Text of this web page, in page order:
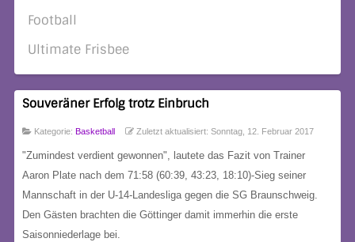
Football
Ultimate Frisbee
Souveräner Erfolg trotz Einbruch
Kategorie: Basketball Zuletzt aktualisiert: Sonntag, 12. Februar 2017
"Zumindest verdient gewonnen", lautete das Fazit von Trainer
Aaron Plate nach dem 71:58 (60:39, 43:23, 18:10)-Sieg seiner
Mannschaft in der U-14-Landesliga gegen die SG Braunschweig.
Den Gästen brachten die Göttinger damit immerhin die erste
Saisonniederlage bei.